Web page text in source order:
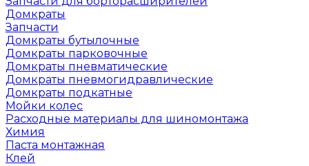
Домкраты
Запчасти
Домкраты бутылочные
Домкраты парковочные
Домкраты пневматические
Домкраты пневмогидравлические
Домкраты подкатные
Мойки колес
Расходные материалы для шиномонтажа
Химия
Паста монтажная
Клей